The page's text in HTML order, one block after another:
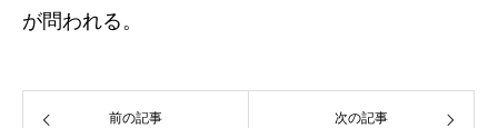
が問われる。
前の記事 次の記事